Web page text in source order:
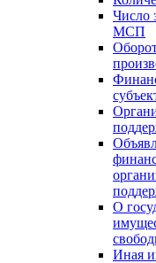
Число
МСП
О
Иная